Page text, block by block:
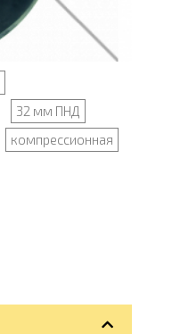
32 мм ПНД
компрессионная